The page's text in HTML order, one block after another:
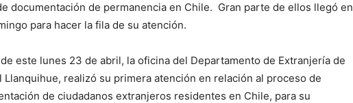
documentación de permanencia en Chile. Gran parte de ellos llegó en
para hacer la fila de su atención.
este lunes 23 de abril, la oficina del Departamento de Extranjería de
Llanquihue, realizó su primera atención en relación al proceso de
de ciudadanos extranjeros residentes en Chile, para su